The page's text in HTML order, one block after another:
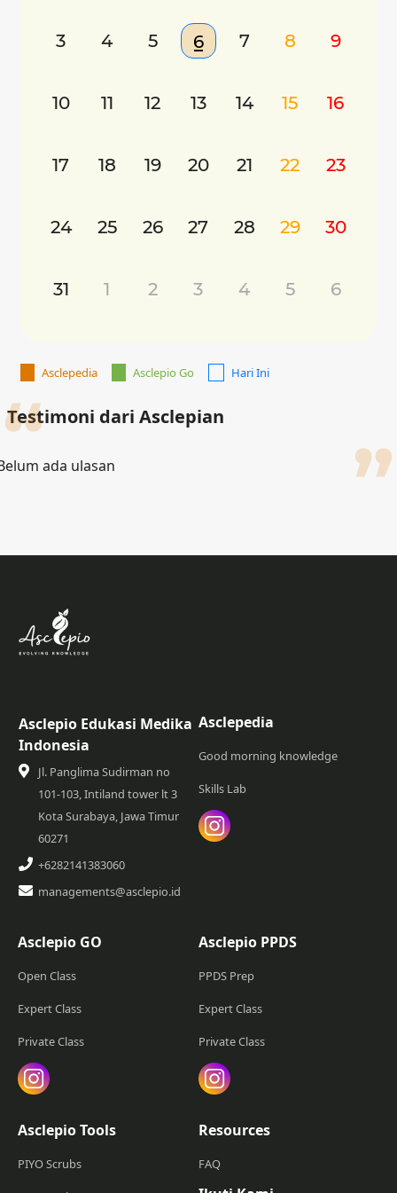
3 4 5 6 7 8 9
10 11 12 13 14 15 16
17 18 19 20 21 22 23
24 25 26 27 28 29 30
31 1 2 3 4 5 6
Asclepedia Asclepio Go Hari Ini
Testimoni dari Asclepian
ada ulasan
Asclepio Edukasi Medika
Indonesia
Jl. Panglima Sudirman no
101-103, Intiland tower lt 3
Kota Surabaya, Jawa Timur
60271
+6282141383060
managements@asclepio.id
Asclepedia
Good morning knowledge
Skills Lab
Asclepio GO
Open Class
Expert Class
Private Class
Asclepio PPDS
PPDS Prep
Expert Class
Private Class
Asclepio Tools
PIYO Scrubs
Resources
FAQ